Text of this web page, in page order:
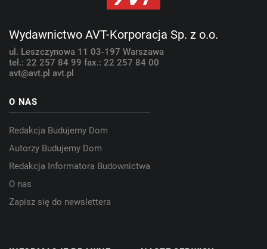
Wydawnictwo AVT-Korporacja Sp. z o.o.
ul. Leszczynowa 11 03-197 Warszawa
tel.: 22 257 84 99 fax.: 22 257 84 00
avt@avt.pl avt.pl
O NAS
Redakcja Budujemy Dom
Autorzy Budujemy Dom
Redakcja Informatora Budownictwa
O nas
Zapisz się do newslettera